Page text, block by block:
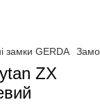
замки GERDA
ZX